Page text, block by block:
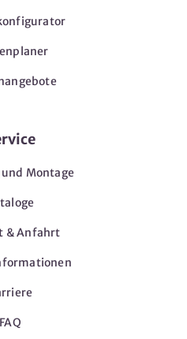
Montage
& Anfahrt
FAQ